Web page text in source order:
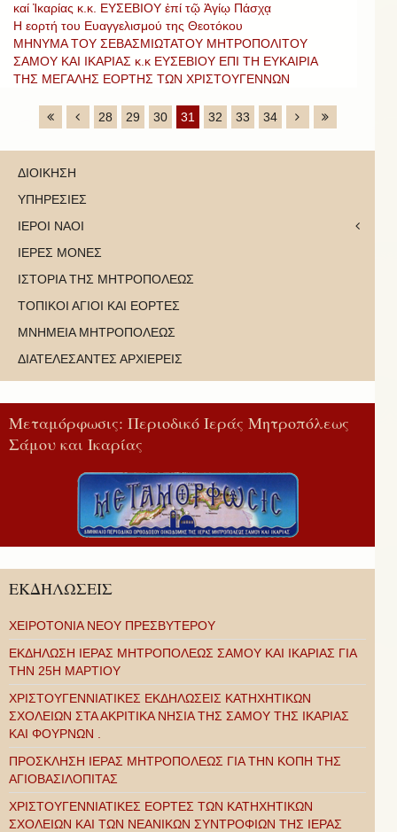
καί Ἰκαρίας κ.κ. ΕΥΣΕΒΙΟΥ ἐπί τῷ Ἁγίῳ Πάσχᾳ
Η εορτή του Ευαγγελισμού της Θεοτόκου
ΜΗΝΥΜΑ ΤΟΥ ΣΕΒΑΣΜΙΩΤΑΤΟΥ ΜΗΤΡΟΠΟΛΙΤΟΥ
ΣΑΜΟΥ ΚΑΙ ΙΚΑΡΙΑΣ κ.κ ΕΥΣΕΒΙΟΥ ΕΠΙ ΤΗ ΕΥΚΑΙΡΙΑ
ΤΗΣ ΜΕΓΑΛΗΣ ΕΟΡΤΗΣ ΤΩΝ ΧΡΙΣΤΟΥΓΕΝΝΩΝ
28 29 30 31 32 33 34
ΔΙΟΙΚΗΣΗ
ΥΠΗΡΕΣΙΕΣ
ΙΕΡΟΙ ΝΑΟΙ
ΙΕΡΕΣ ΜΟΝΕΣ
ΙΣΤΟΡΙΑ ΤΗΣ ΜΗΤΡΟΠΟΛΕΩΣ
ΤΟΠΙΚΟΙ ΑΓΙΟΙ ΚΑΙ ΕΟΡΤΕΣ
ΜΝΗΜΕΙΑ ΜΗΤΡΟΠΟΛΕΩΣ
ΔΙΑΤΕΛΕΣΑΝΤΕΣ ΑΡΧΙΕΡΕΙΣ
Μεταμόρφωσις: Περιοδικό Ιεράς Μητροπόλεως
Σάμου και Ικαρίας
ΕΚΔΗΛΩΣΕΙΣ
ΧΕΙΡΟΤΟΝΙΑ ΝΕΟΥ ΠΡΕΣΒΥΤΕΡΟΥ
ΕΚΔΗΛΩΣΗ ΙΕΡΑΣ ΜΗΤΡΟΠΟΛΕΩΣ ΣΑΜΟΥ ΚΑΙ ΙΚΑΡΙΑΣ ΓΙΑ
ΤΗΝ 25Η ΜΑΡΤΙΟΥ
ΧΡΙΣΤΟΥΓΕΝΝΙΑΤΙΚΕΣ ΕΚΔΗΛΩΣΕΙΣ ΚΑΤΗΧΗΤΙΚΩΝ
ΣΧΟΛΕΙΩΝ ΣΤΑ ΑΚΡΙΤΙΚΑ ΝΗΣΙΑ ΤΗΣ ΣΑΜΟΥ ΤΗΣ ΙΚΑΡΙΑΣ
ΚΑΙ ΦΟΥΡΝΩΝ .
ΠΡΟΣΚΛΗΣΗ ΙΕΡΑΣ ΜΗΤΡΟΠΟΛΕΩΣ ΓΙΑ ΤΗΝ ΚΟΠΗ ΤΗΣ
ΑΓΙΟΒΑΣΙΛΟΠΙΤΑΣ
ΧΡΙΣΤΟΥΓΕΝΝΙΑΤΙΚΕΣ ΕΟΡΤΕΣ ΤΩΝ ΚΑΤΗΧΗΤΙΚΩΝ
ΣΧΟΛΕΙΩΝ ΚΑΙ ΤΩΝ ΝΕΑΝΙΚΩΝ ΣΥΝΤΡΟΦΙΩΝ ΤΗΣ ΙΕΡΑΣ